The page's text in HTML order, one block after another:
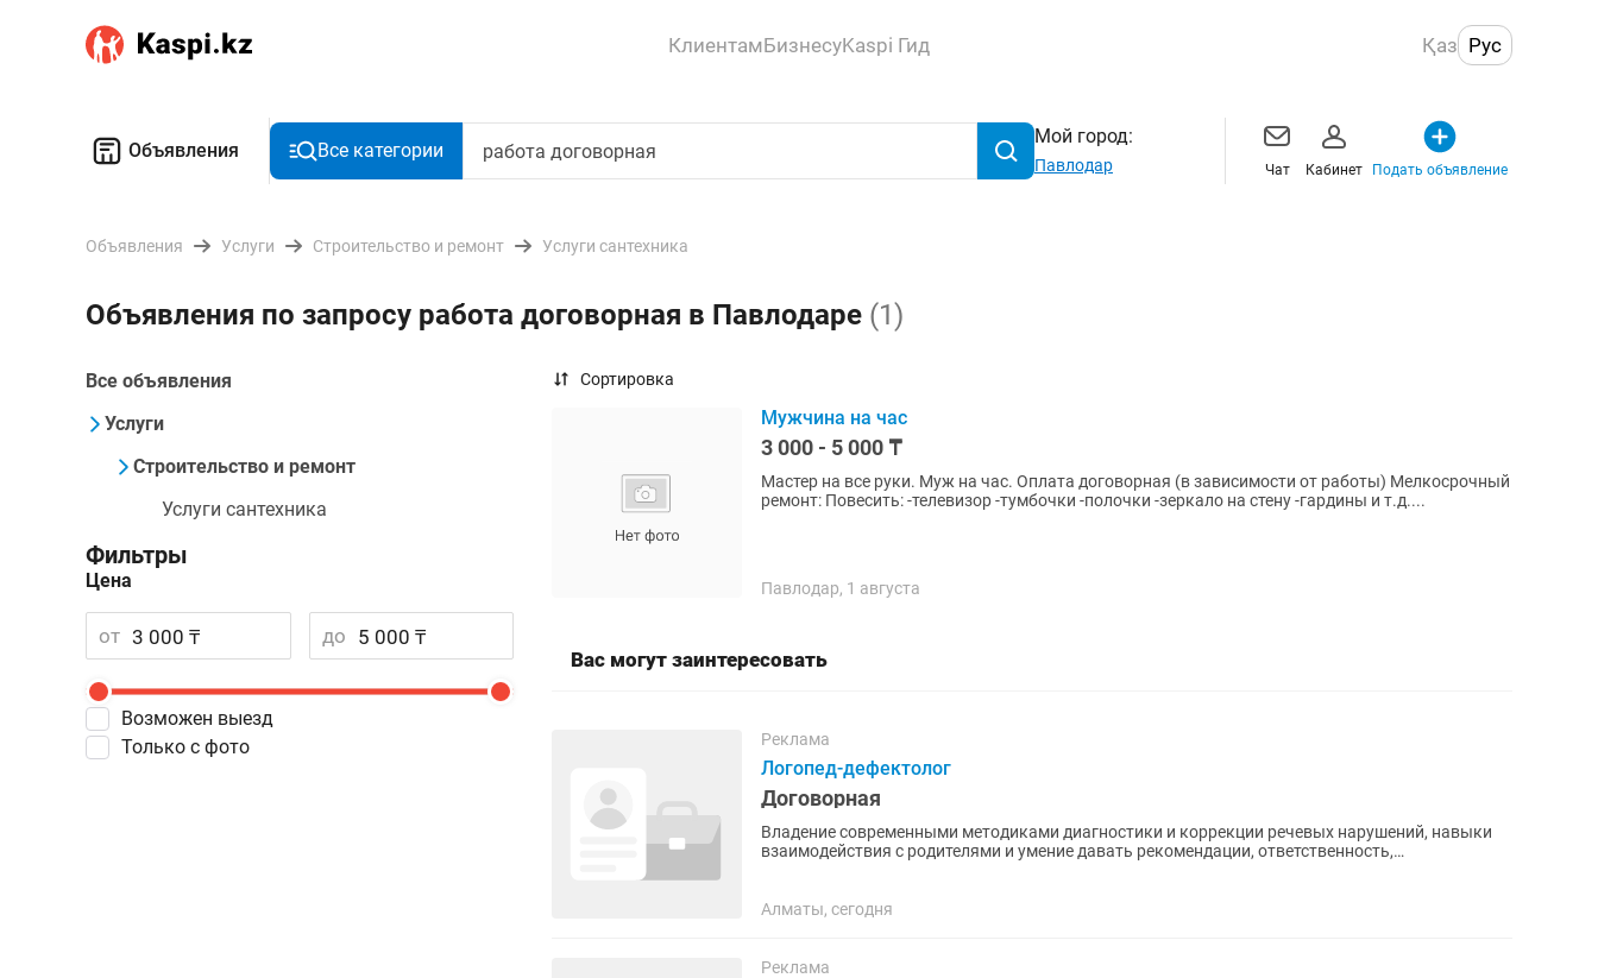
КлиентамБизнесуKaspi Гид Қаз Рус
Объявления Все категории
Мой город:
Павлодар Чат Кабинет Подать объявление
Объявления Услуги Строительство и ремонт Услуги сантехника
Объявления по запросу работа договорная в Павлодаре (1)
Все объявления
Услуги
Строительство и ремонт
Услуги сантехника
Фильтры
Цена
от до
Возможен выезд
Только с фото
Сортировка
Мужчина на час
3 000 - 5 000 ₸
Мастер на все руки. Муж на час. Оплата договорная (в зависимости от работы) Мелкосрочный
ремонт: Повесить: -телевизор -тумбочки -полочки -зеркало на стену -гардины и т.д....
Павлодар, 1 августа
Вас могут заинтересовать
Реклама
Логопед-дефектолог
Договорная
Владение современными методиками диагностики и коррекции речевых нарушений, навыки
взаимодействия с родителями и умение давать рекомендации, ответственность,
Алматы, сегодня
Реклама